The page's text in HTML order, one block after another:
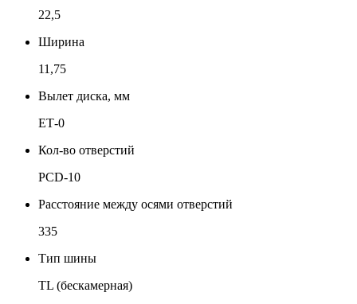
22,5
Ширина
11,75
Вылет диска, мм
ЕТ-0
Кол-во отверстий
PCD-10
Расстояние между осями отверстий
335
Тип шины
TL (бескамерная)